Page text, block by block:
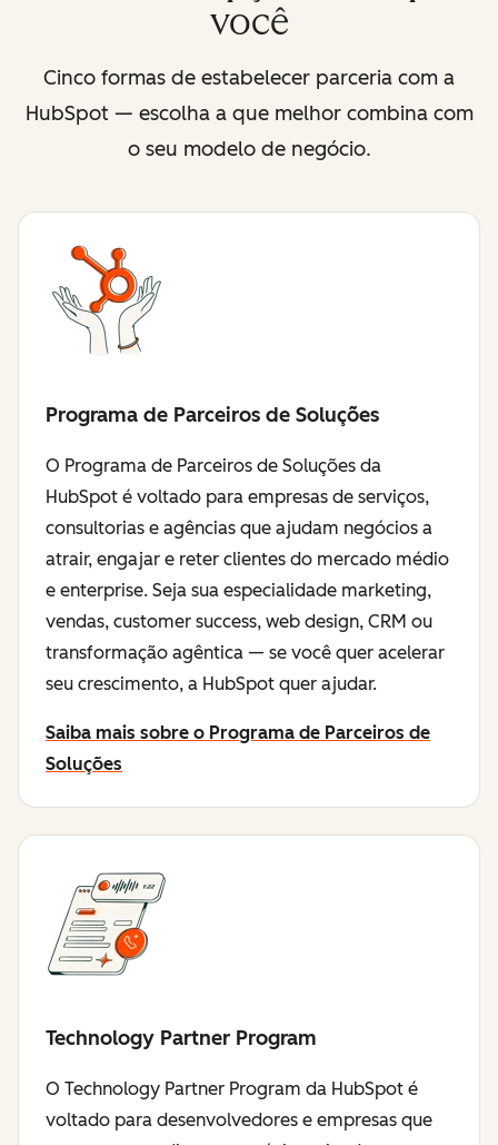
você
Cinco formas de estabelecer parceria com a
HubSpot — escolha a que melhor combina com
o seu modelo de negócio.
Programa de Parceiros de Soluções
O Programa de Parceiros de Soluções da
HubSpot é voltado para empresas de serviços,
consultorias e agências que ajudam negócios a
atrair, engajar e reter clientes do mercado médio
e enterprise. Seja sua especialidade marketing,
vendas, customer success, web design, CRM ou
transformação agêntica — se você quer acelerar
seu crescimento, a HubSpot quer ajudar.
Saiba mais sobre o Programa de Parceiros de
Soluções
Technology Partner Program
O Technology Partner Program da HubSpot é
voltado para desenvolvedores e empresas que